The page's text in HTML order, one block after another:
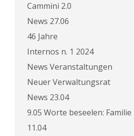
Cammini 2.0
News 27.06
46 Jahre
Internos n. 1 2024
News Veranstaltungen
Neuer Verwaltungsrat
News 23.04
9.05 Worte beseelen: Familie
11.04